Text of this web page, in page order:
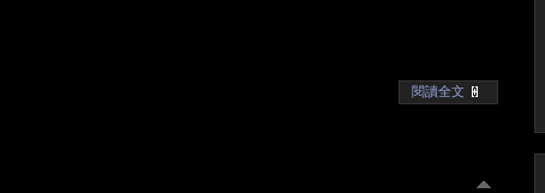
閱讀全文